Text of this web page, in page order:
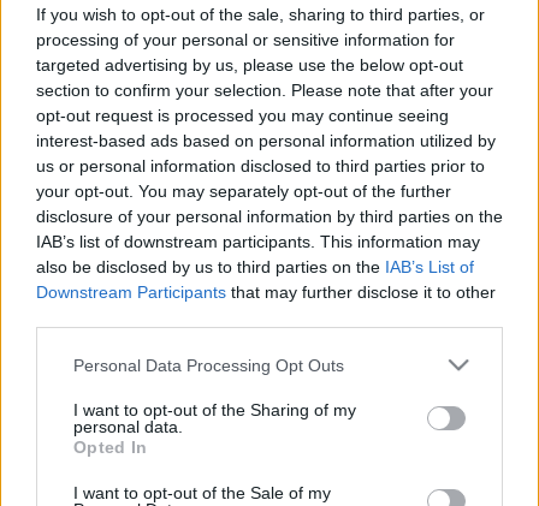
If you wish to opt-out of the sale, sharing to third parties, or
processing of your personal or sensitive information for
targeted advertising by us, please use the below opt-out
section to confirm your selection. Please note that after your
opt-out request is processed you may continue seeing
interest-based ads based on personal information utilized by
us or personal information disclosed to third parties prior to
your opt-out. You may separately opt-out of the further
disclosure of your personal information by third parties on the
IAB’s list of downstream participants. This information may
also be disclosed by us to third parties on the IAB’s List of
Downstream Participants that may further disclose it to other
Please note that this website/app uses one or more Google
not limited to your visit or usage behaviour. You may click to
grant or deny consent to Google and its third-party tags to
use your data for below specified purposes in below Google
consent section.
Personal Data Processing Opt Outs
I want to opt-out of the Sharing of my
personal data.
Opted In
I want to opt-out of the Sale of my